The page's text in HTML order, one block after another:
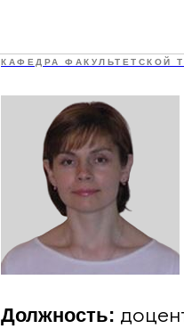
КАФЕДРА ФАКУЛЬТЕТСКОЙ
Должность: